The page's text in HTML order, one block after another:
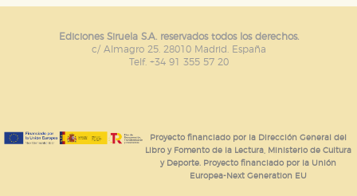
Ediciones Siruela S.A. reservados todos los derechos.
c/ Almagro 25. 28010 Madrid. España
Telf. +34 91 355 57 20
Proyecto financiado por la Dirección General del
Libro y Fomento de la Lectura, Ministerio de Cultura
y Deporte. Proyecto financiado por la Unión
Europea-Next Generation EU